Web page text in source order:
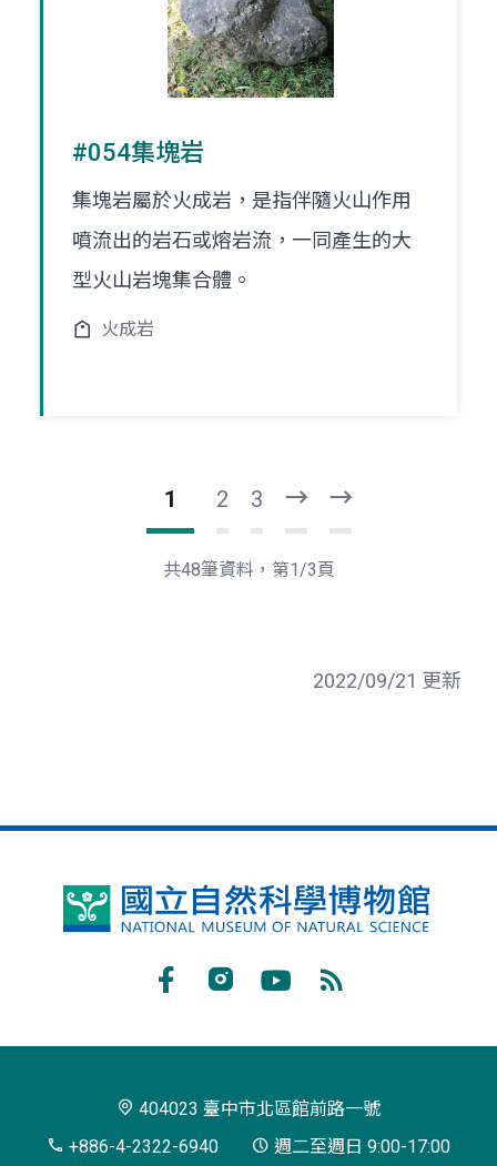
#054集塊岩
集塊岩屬於火成岩，是指伴隨火山作用
噴流出的岩石或熔岩流，一同產生的大
型火山岩塊集合體。
火成岩
1 2 3
一
頁
後
一
共48筆資料，第1/3頁
2022/09/21 更新
國
博
閱
404023 臺中市北區館前路一號
+886-4-2322-6940
週二至週日 9:00-17:00